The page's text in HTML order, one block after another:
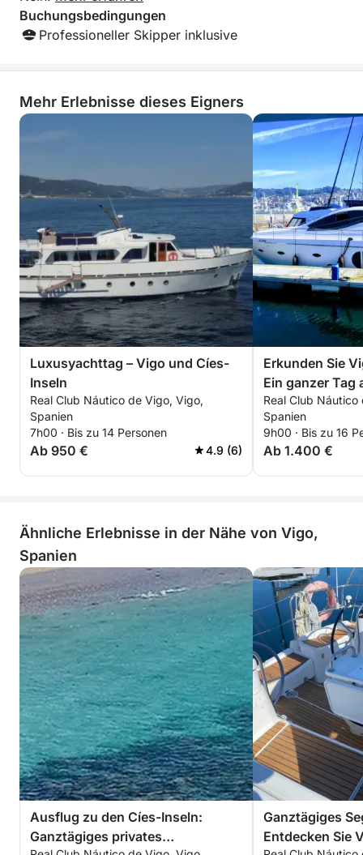
Buchungsbedingungen
Professioneller Skipper inklusive
Mehr Erlebnisse dieses Eigners
Luxusyachttag – Vigo und Cíes-
Inseln
Real Club Náutico de Vigo, Vigo,
Spanien
7h00 · Bis zu 14 Personen
Ab 950 € 4.9 (6)
Erkunden Sie
Ein ganzer Tag
an Bord eines
Real Club
Spanien
9h00 · Bis zu 16
Ab 1.400 €
Ähnliche Erlebnisse in der Nähe von Vigo,
Spanien
Ausflug zu den Cíes-Inseln:
Ganztägiges privates
Ganztägiges
Entdecken Sie